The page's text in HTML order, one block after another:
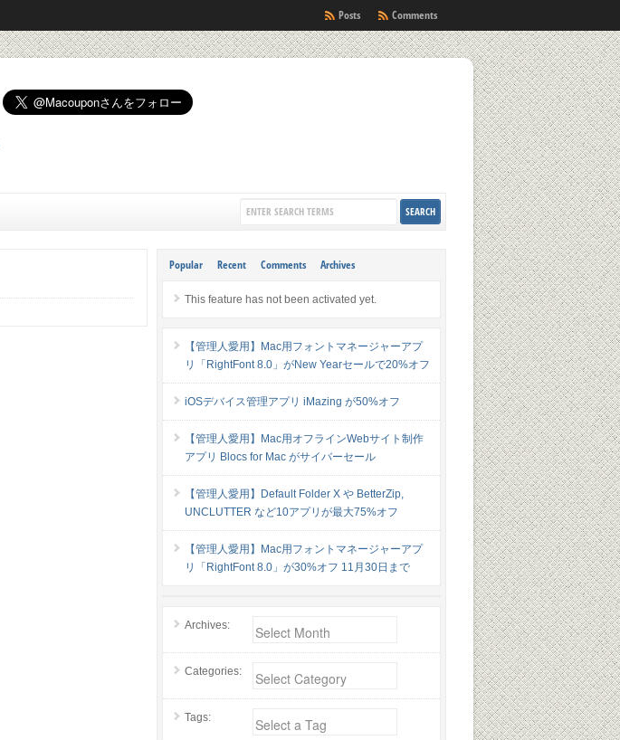
Comments
Posts
Popular Recent Comments Archives
This feature has not been activated yet.
【管理人愛用】Mac用フォントマネージャーアプ
リ「RightFont 8.0」がNew Yearセールで20%オフ
iOSデバイス管理アプリ iMazing が50%オフ
【管理人愛用】Mac用オフラインWebサイト制作
アプリ Blocs for Mac がサイバーセール
【管理人愛用】Default Folder X や BetterZip,
UNCLUTTER など10アプリが最大75%オフ
【管理人愛用】Mac用フォントマネージャーアプ
リ「RightFont 8.0」が30%オフ 11月30日まで
Archives:
Categories:
Tags: